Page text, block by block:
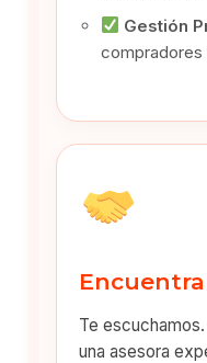
Gestión
compradores
Te
una asesora